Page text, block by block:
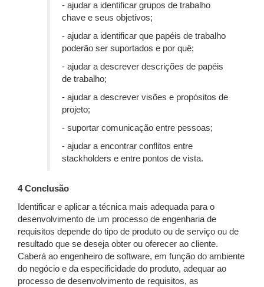
- ajudar a identificar grupos de trabalho
chave e seus objetivos;
- ajudar a identificar que papéis de trabalho
poderão ser suportados e por quê;
- ajudar a descrever descrições de papéis
de trabalho;
- ajudar a descrever visões e propósitos de
projeto;
- suportar comunicação entre pessoas;
- ajudar a encontrar conflitos entre
stackholders e entre pontos de vista.
4 Conclusão
Identificar e aplicar a técnica mais adequada para o
desenvolvimento de um processo de engenharia de
requisitos depende do tipo de produto ou de serviço ou de
resultado que se deseja obter ou oferecer ao cliente.
Caberá ao engenheiro de software, em função do ambiente
do negócio e da especificidade do produto, adequar ao
processo de desenvolvimento de requisitos, as